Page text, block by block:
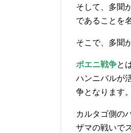
そして、多聞
であることを
そこで、多聞
ポエニ戦争と
ハンニバルが
争となります。
カルタゴ側の
ザマの戦いで